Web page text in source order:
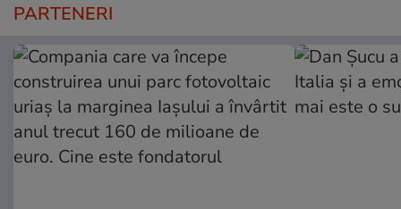
PARTENERI